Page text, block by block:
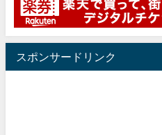
スポンサードリンク